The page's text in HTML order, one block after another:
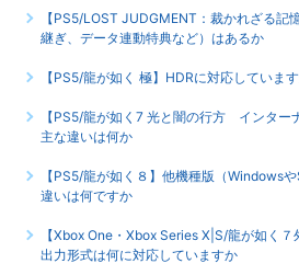
トロフィーは別々になりますか
もっと見る
【PS5/LOST JUDGMENT：裁かれざる記
継ぎ、データ連動特典など）はあるか
【PS5/龍が如く 極】HDRに対応していま
【PS5/龍が如く7 光と闇の行方 インター
主な違いは何か
【PS5/龍が如く８】他機種版（Windows
違いは何ですか
【Xbox One・Xbox Series X|S/龍が如く
出力形式は何に対応していますか